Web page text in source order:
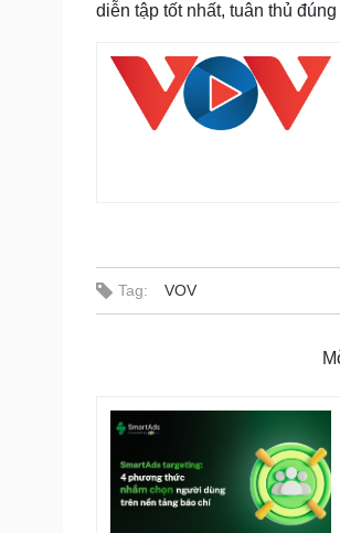
diễn tập tốt nhất, tuân thủ
Tag: VOV